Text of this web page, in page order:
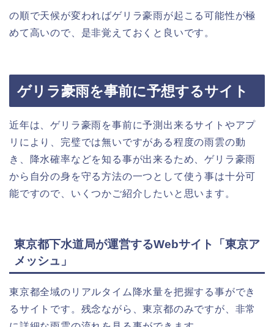
の順で天候が変わればゲリラ豪雨が起こる可能性が極
めて高いので、是非覚えておくと良いです。
ゲリラ豪雨を事前に予想するサイト
近年は、ゲリラ豪雨を事前に予測出来るサイトやアプ
リにより、完璧では無いですがある程度の雨雲の動
き、降水確率などを知る事が出来るため、ゲリラ豪雨
から自分の身を守る方法の一つとして使う事は十分可
能ですので、いくつかご紹介したいと思います。
東京都下水道局が運営するWebサイト「東京ア
メッシュ」
東京都全域のリアルタイム降水量を把握する事ができ
るサイトです。残念ながら、東京都のみですが、非常